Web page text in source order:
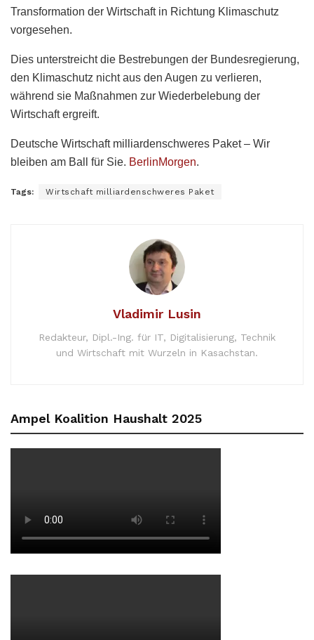
Transformation der Wirtschaft in Richtung Klimaschutz
vorgesehen.
Dies unterstreicht die Bestrebungen der Bundesregierung,
den Klimaschutz nicht aus den Augen zu verlieren,
während sie Maßnahmen zur Wiederbelebung der
Wirtschaft ergreift.
Deutsche Wirtschaft milliardenschweres Paket – Wir
bleiben am Ball für Sie. BerlinMorgen.
Tags: Wirtschaft milliardenschweres Paket
Vladimir Lusin
Redakteur, Dipl.-Ing. für IT, Digitalisierung, Technik
und Wirtschaft mit Wurzeln in Kasachstan.
Ampel Koalition Haushalt 2025